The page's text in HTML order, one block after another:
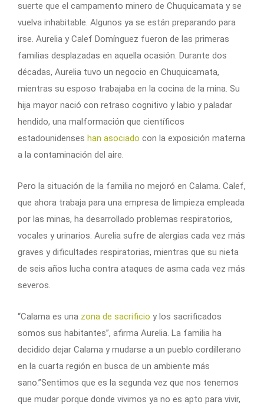
suerte que el campamento minero de Chuquicamata y se
vuelva inhabitable. Algunos ya se están preparando para
irse. Aurelia y Calef Domínguez fueron de las primeras
familias desplazadas en aquella ocasión. Durante dos
décadas, Aurelia tuvo un negocio en Chuquicamata,
mientras su esposo trabajaba en la cocina de la mina. Su
hija mayor nació con retraso cognitivo y labio y paladar
hendido, una malformación que científicos
estadounidenses han asociado con la exposición materna
a la contaminación del aire.
Pero la situación de la familia no mejoró en Calama. Calef,
que ahora trabaja para una empresa de limpieza empleada
por las minas, ha desarrollado problemas respiratorios,
vocales y urinarios. Aurelia sufre de alergias cada vez más
graves y dificultades respiratorias, mientras que su nieta
de seis años lucha contra ataques de asma cada vez más
severos.
“Calama es una zona de sacrificio y los sacrificados
somos sus habitantes”, afirma Aurelia. La familia ha
decidido dejar Calama y mudarse a un pueblo cordillerano
en la cuarta región en busca de un ambiente más
sano.”Sentimos que es la segunda vez que nos tenemos
que mudar porque donde vivimos ya no es apto para vivir,